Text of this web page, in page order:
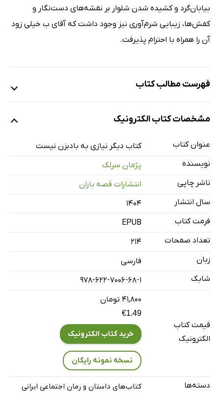
بیابان‌گرد و کشیده شدن شلوار بر نقشه‌های دست‌نگار و
کفش‌ها، زیبایی شرم‌آوری نیز وجود داشت که آقای ب خیلی زود
آن را همراه با احترام پذیرفت.
فهرست مطالب کتاب
بخش دوم، ارتفاع
بخش سوم، دهان
بخش پنجم، کلاه نارنجی
بخش ششم، زن بزرگ
بخش هفتم، لامیا
بخش هشتم، من دویدن را دوست دارم
بخش نُهم، اسب آبی
بخش یازدهم، پنگوئن‌ها
بخش دوازدهم، ساردین‌ها
بخش سیزدهم، پایاندن
بخش چهاردهم، سطوح شفاف
بخش پانزدهم، انریا
بخش شانزدهم، اتو
مشخصات کتاب الکترونیک
عنوان کتاب
کتاب دیگر نیازی به بادبزن نیست
نویسنده
پژمان سرلک
ناشر چاپی
انتشارات قصه باران
سال انتشار
۱۴۰۴
فرمت کتاب
EPUB
تعداد صفحات
214
زبان
فارسی
شابک
978-622-7006-68-1
قیمت کتاب
الکترونیک
۴۱,۸۰۰ تومان
€1.49
خرید کتاب الکترونیک
نسخه نمونه رایگان
دسته‌ها کتاب‌های داستان و رمان اجتماعی ایرانی